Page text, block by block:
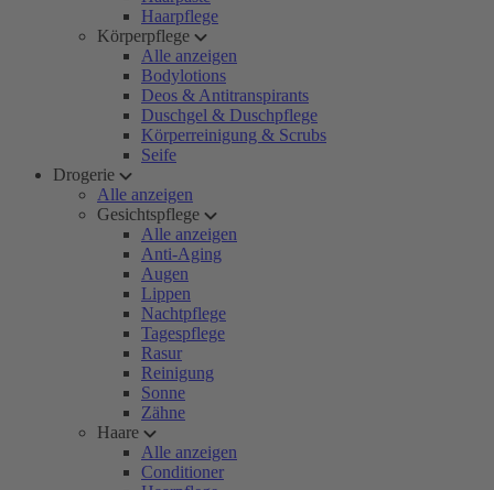
Haarpflege
Körperpflege
Alle anzeigen
Bodylotions
Deos & Antitranspirants
Duschgel & Duschpflege
Körperreinigung & Scrubs
Seife
Drogerie
Alle anzeigen
Gesichtspflege
Alle anzeigen
Anti-Aging
Augen
Lippen
Nachtpflege
Tagespflege
Rasur
Reinigung
Sonne
Zähne
Haare
Alle anzeigen
Conditioner